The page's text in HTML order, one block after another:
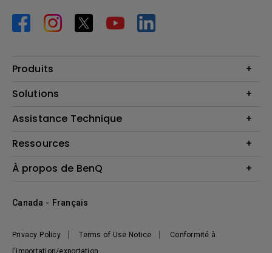
Produits
Vidéoprojecteurs
Éclairage
Haut-parleur
Solutions
Business Display
Assistance Technique
Contactez-nous
Recycling
Ressources
Centre de connaissances
À propos de BenQ
Développement durable
Privacy Policy
Terms of Use Notice
Conformité à
l'importation/exportation
Canada - Français